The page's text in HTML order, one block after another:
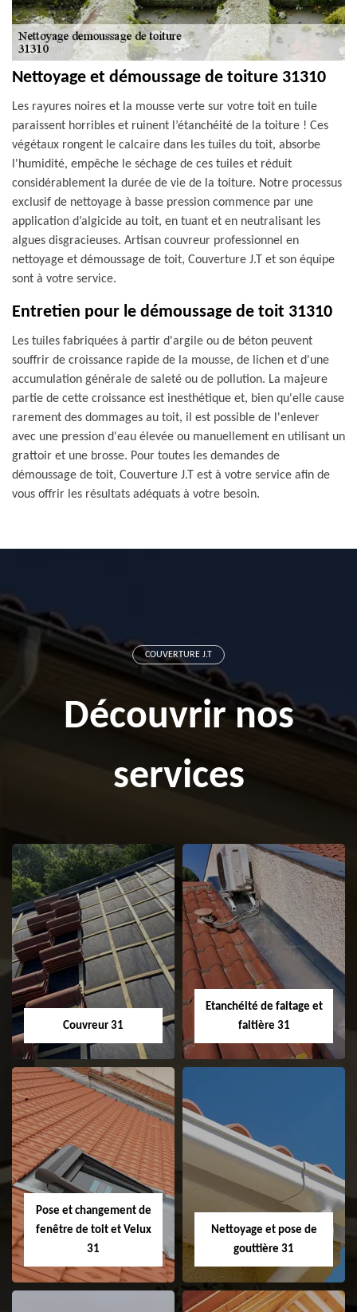
Nettoyage et démoussage de toiture 31310
Les rayures noires et la mousse verte sur votre toit en tuile
paraissent horribles et ruinent l’étanchéité de la toiture ! Ces
végétaux rongent le calcaire dans les tuiles du toit, absorbe
l'humidité, empêche le séchage de ces tuiles et réduit
considérablement la durée de vie de la toiture. Notre processus
exclusif de nettoyage à basse pression commence par une
application d’algicide au toit, en tuant et en neutralisant les
algues disgracieuses. Artisan couvreur professionnel en
nettoyage et démoussage de toit, Couverture J.T et son équipe
sont à votre service.
Entretien pour le démoussage de toit 31310
Les tuiles fabriquées à partir d'argile ou de béton peuvent
souffrir de croissance rapide de la mousse, de lichen et d'une
accumulation générale de saleté ou de pollution. La majeure
partie de cette croissance est inesthétique et, bien qu'elle cause
rarement des dommages au toit, il est possible de l'enlever
avec une pression d'eau élevée ou manuellement en utilisant un
grattoir et une brosse. Pour toutes les demandes de
démoussage de toit, Couverture J.T est à votre service afin de
vous offrir les résultats adéquats à votre besoin.
COUVERTURE J.T
Découvrir nos
services
Couvreur 31
Couvreur 31
Etanchéité de faitage et
faitière 31
Etanchéité de
faitage et faitière
31
Pose et changement de
fenêtre de toit et Velux
31
Nettoyage et pose de
gouttière 31